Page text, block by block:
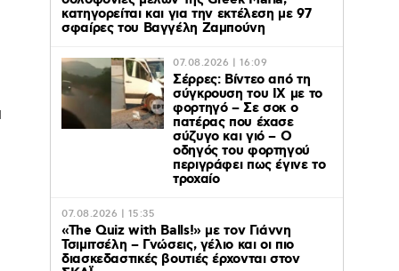
κατηγορείται και για την εκτέλεση με 97
σφαίρες του Βαγγέλη Ζαμπούνη
07.08.2026 | 16:09
Σέρρες: Βίντεο από τη
σύγκρουση του ΙΧ με το
φορτηγό – Σε σοκ ο
πατέρας που έχασε
σύζυγο και γιό – Ο
οδηγός του φορτηγού
περιγράφει πως έγινε το
τροχαίο
07.08.2026 | 15:35
«The Quiz with Balls!» με τον Γιάννη
Τσιμιτσέλη – Γνώσεις, γέλιο και οι πιο
διασκεδαστικές βουτιές έρχονται στον